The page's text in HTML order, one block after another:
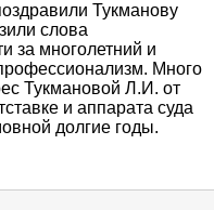
Тукманову
слова
за многолетний и
Много
Тукмановой Л.И. от
и аппарата суда
долгие годы.